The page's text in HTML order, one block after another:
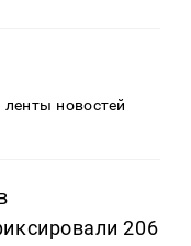
ленты новостей
206